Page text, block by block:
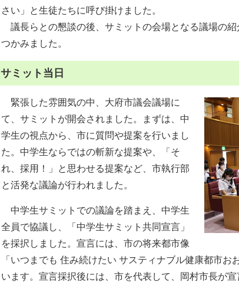
さい」と生徒たちに呼び掛けました。
議長らとの懇談の後、サミットの会場となる議場の
つかみました。
サミット当日
緊張した雰囲気の中、大府市議会議場に
て、サミットが開会されました。まずは、中
学生の視点から、市に質問や提案を行いまし
た。中学生ならではの斬新な提案や、「そ
れ、採用！」と思わせる提案など、市執行部
と活発な議論が行われました。
中学生サミットでの議論を踏まえ、中学生
全員で協議し、「中学生サミット共同宣言」
を採択しました。宣言には、市の将来都市像
「いつまでも 住み続けたい サスティナブル健康都市
います。宣言採択後には、市を代表して、岡村市長が宣